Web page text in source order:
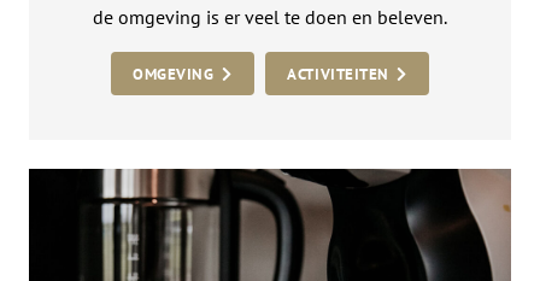
de omgeving is er veel te doen en beleven.
OMGEVING ACTIVITEITEN